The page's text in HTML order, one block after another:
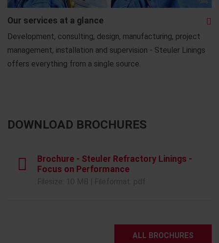
Our services at a glance
Development, consulting, design, manufacturing, project
management, installation and supervision - Steuler Linings
offers everything from a single source.
DOWNLOAD BROCHURES
Brochure - Steuler Refractory Linings -
Focus on Performance
ALL BROCHURES